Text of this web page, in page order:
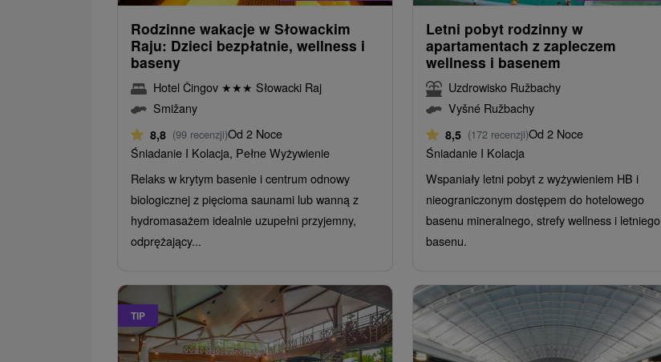
Rodzinne wakacje w Słowackim
Raju: Dzieci bezpłatnie, wellness i
baseny
Hotel Čingov ★★★ Słowacki Raj
Smižany
8,8 (99 recenzji)Od 2 Noce
Śniadanie I Kolacja, Pełne Wyżywienie
Relaks w krytym basenie i centrum odnowy
biologicznej z pięcioma saunami lub wanną z
hydromasażem idealnie uzupełni przyjemny,
odprężający...
Letni pobyt rodzinny w
apartamentach z zapleczem
wellness i basenem
Uzdrowisko Ružbachy
Vyšné Ružbachy
8,5 (172 recenzji)Od 2 Noce
Śniadanie I Kolacja
Wspaniały letni pobyt z wyżywieniem HB i
nieograniczonym dostępem do hotelowego
basenu mineralnego, strefy wellness i letniego
basenu.
TIP